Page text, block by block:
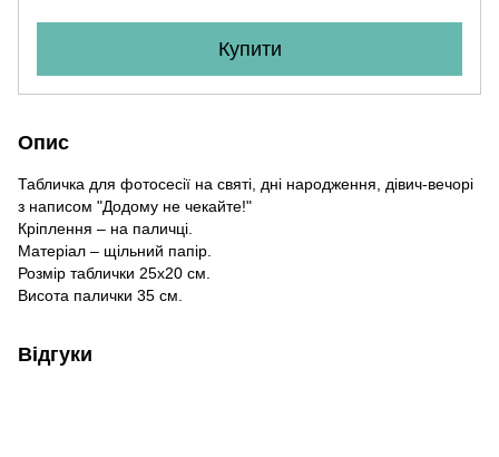
Купити
Опис
Табличка для фотосесії на святі, дні народження, дівич-вечорі
з написом "Додому не чекайте!"
Кріплення – на паличці.
Матеріал – щільний папір.
Розмір таблички 25х20 см.
Висота палички 35 см.
Відгуки